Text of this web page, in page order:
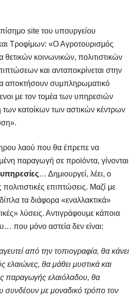
site του υπουργείου
Τροφίμων: «Ο Αγροτουρισμός
θετικών κοινωνικών, πολιτιστικών
και ανταποκρίνεται στην
αποκτήσουν συμπληρωματικό
με τον τομέα των υπηρεσιών
των κατοίκων των αστικών κέντρων
λαού που θα έπρεπε να
παραγωγή σε προϊόντα, γίνονται
υπηρεσίες… Δημιουργεί, λέει, ο
επιπτώσεις. Μαζί με
τα διάφορα «εναλλακτικά»
λύσεις. Αντιγράφουμε κάποια
που μόνο αστεία δεν είναι:
από την τοπιογραφία, θα κάνει
ελαιώνες, θα μάθει μυστικά και
παραγωγής ελαιόλαδου, θα
συνδέουν με μοναδικό τρόπο τον